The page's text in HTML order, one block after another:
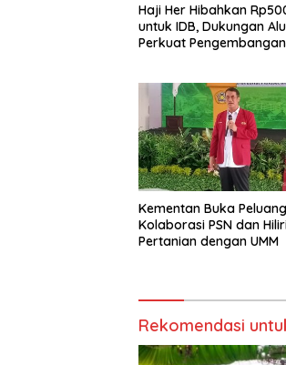
Haji Her Hibahkan
untuk IDB, Dukungan
Perkuat Pengembangan
Kementan Buka Peluang
Kolaborasi PSN dan
Pertanian dengan UMM
Rekomendasi